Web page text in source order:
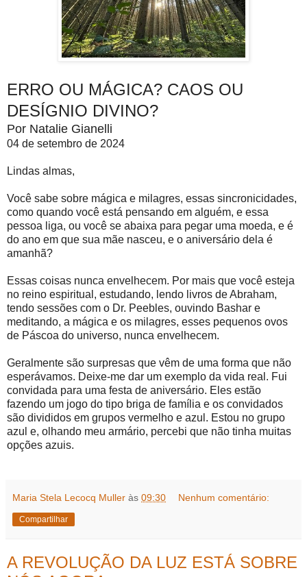
ERRO OU MÁGICA? CAOS OU
DESÍGNIO DIVINO?
Por Natalie Gianelli
04 de setembro de 2024
Lindas almas,
Você sabe sobre mágica e milagres, essas sincronicidades,
como quando você está pensando em alguém, e essa
pessoa liga, ou você se abaixa para pegar uma moeda, e é
do ano em que sua mãe nasceu, e o aniversário dela é
amanhã?
Essas coisas nunca envelhecem. Por mais que você esteja
no reino espiritual, estudando, lendo livros de Abraham,
tendo sessões com o Dr. Peebles, ouvindo Bashar e
meditando, a mágica e os milagres, esses pequenos ovos
de Páscoa do universo, nunca envelhecem.
Geralmente são surpresas que vêm de uma forma que não
esperávamos. Deixe-me dar um exemplo da vida real. Fui
convidada para uma festa de aniversário. Eles estão
fazendo um jogo do tipo briga de família e os convidados
são divididos em grupos vermelho e azul. Estou no grupo
azul e, olhando meu armário, percebi que não tinha muitas
opções azuis.
Maria Stela Lecocq Muller às 09:30 Nenhum comentário:
Compartilhar
A REVOLUÇÃO DA LUZ ESTÁ SOBRE